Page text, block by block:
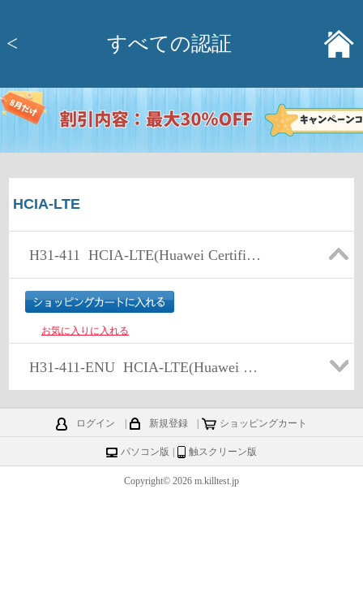
< すべての認証
HCIA-LTE
H31-411 HCIA-LTE(Huawei Certified ICT Associate-LTE)
お気に入りに入れる
H31-411-ENU HCIA-LTE(Huawei Certified ICT Associate-LTE)
ログイン 新規登録 ショッピングカート
パソコン版 触スクリーン版
Copyright© 2026 m.killtest.jp